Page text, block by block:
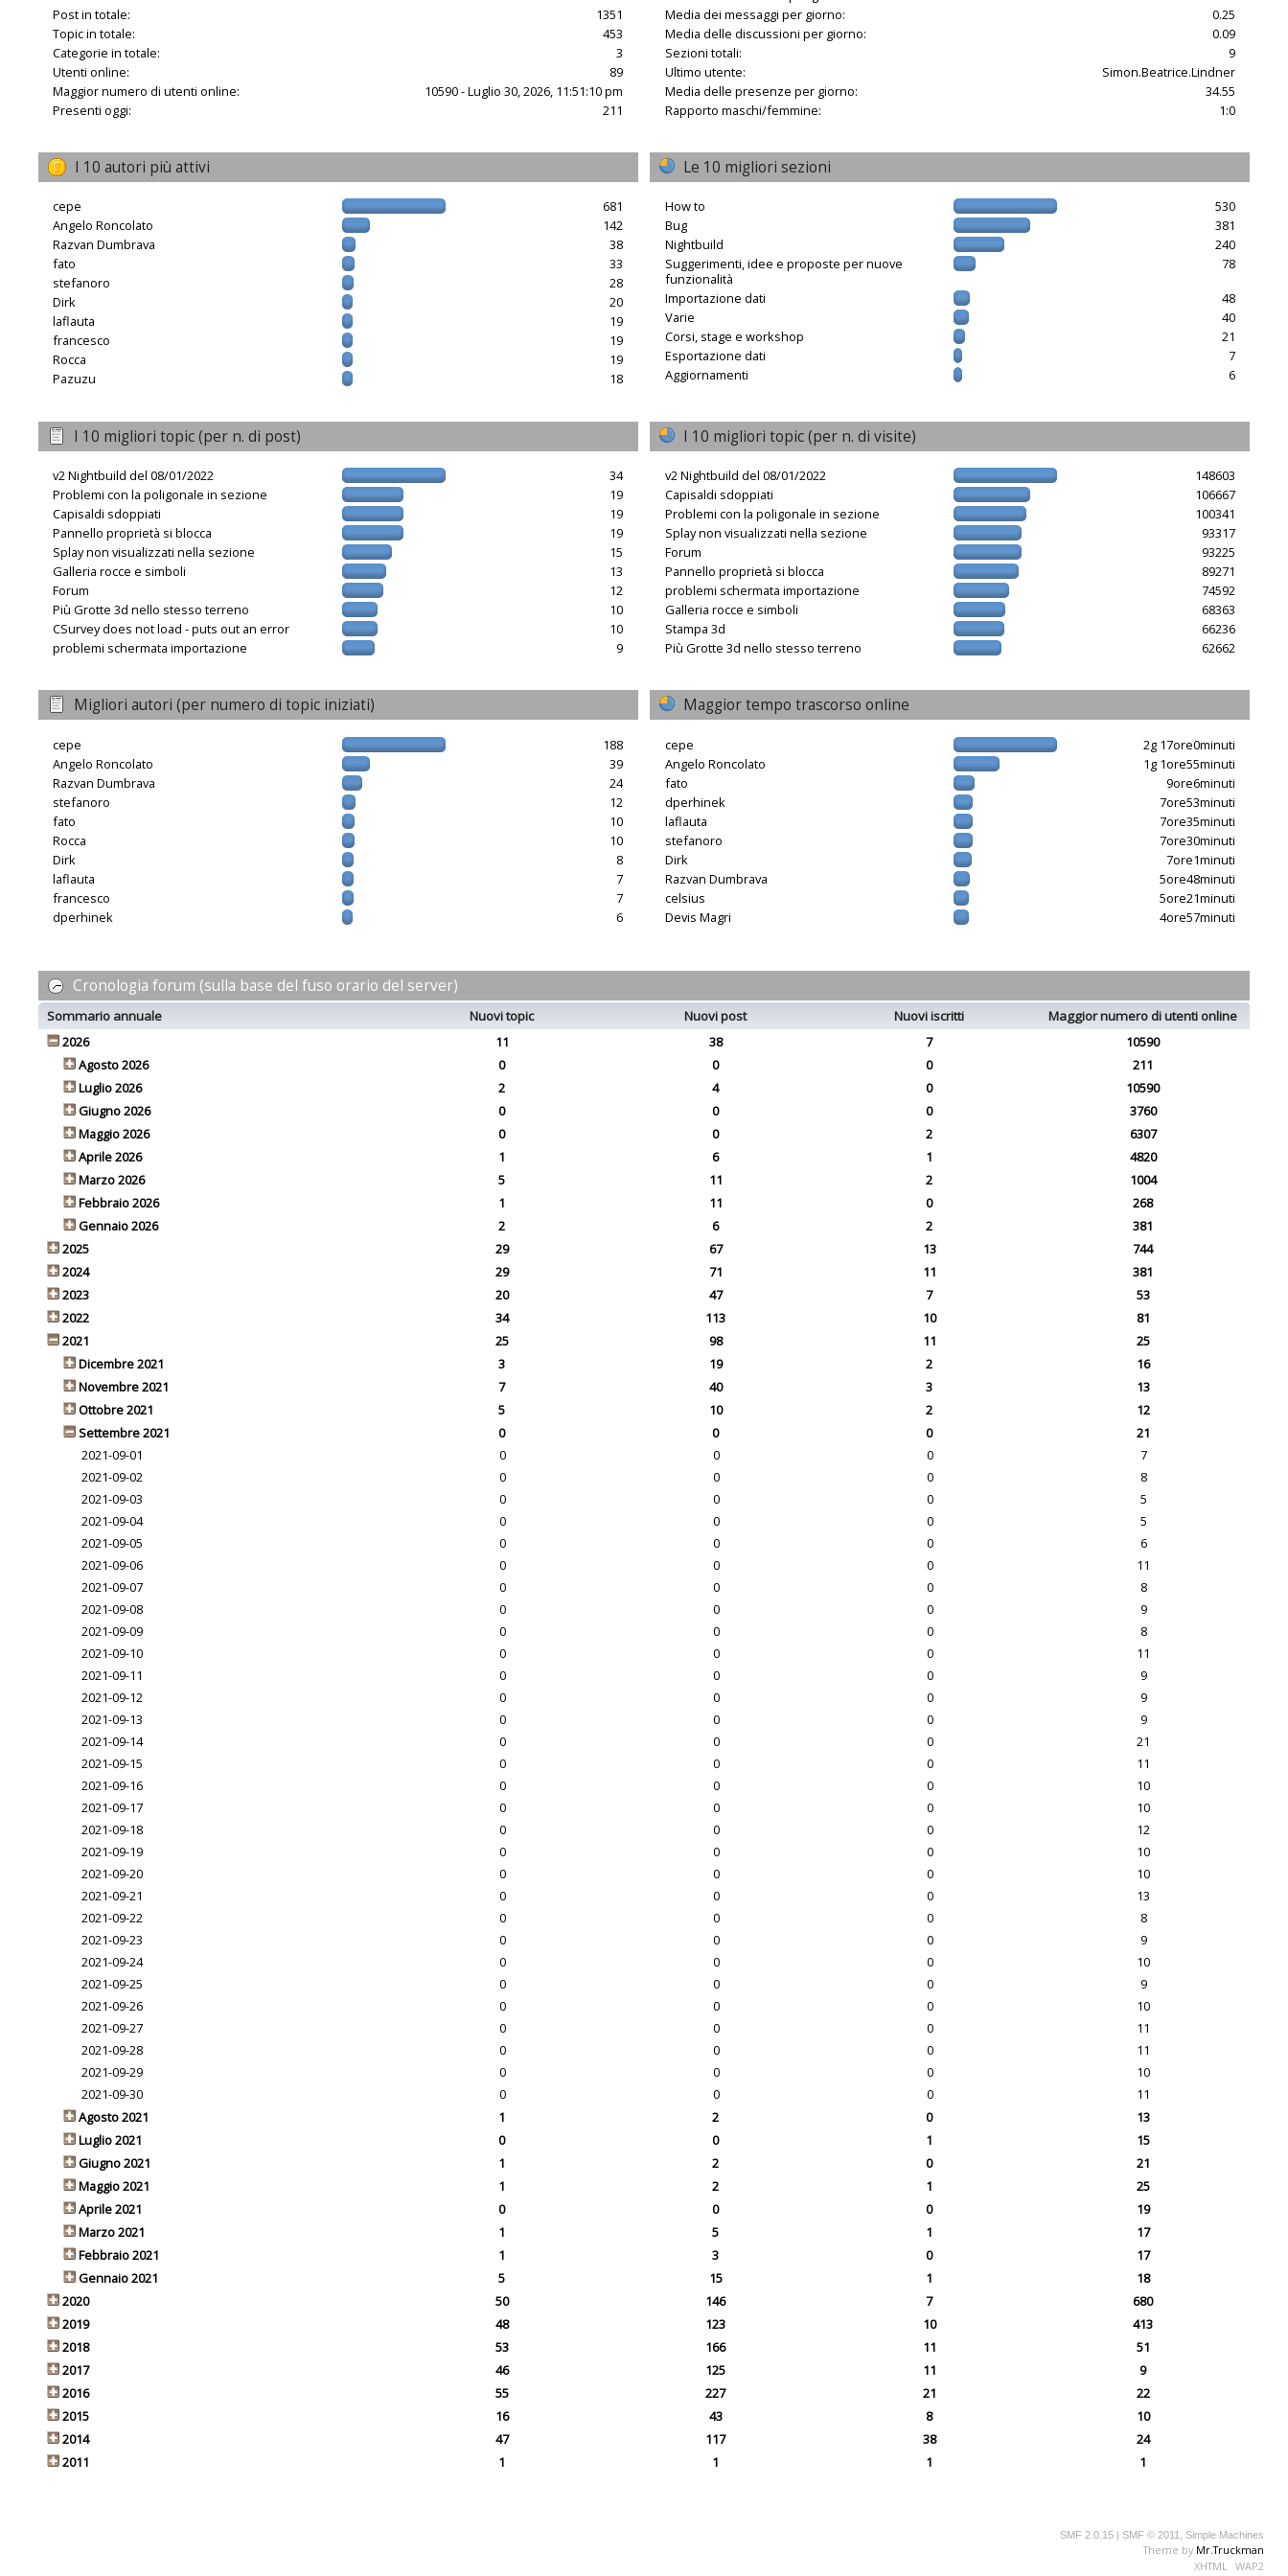
Post in totale:
1351
Topic in totale:
453
Categorie in totale:
3
Utenti online:
89
Maggior numero di utenti online:
10590 - Luglio 30, 2026, 11:51:10 pm
Presenti oggi:
211
Media dei messaggi per giorno:
0.25
Media delle discussioni per giorno:
0.09
Sezioni totali:
9
Ultimo utente:
Simon.Beatrice.Lindner
Media delle presenze per giorno:
34.55
Rapporto maschi/femmine:
1:0
I 10 autori più attivi
cepe
681
Angelo Roncolato
142
Razvan Dumbrava
38
fato
33
stefanoro
28
Dirk
20
laflauta
19
francesco
19
Rocca
19
Pazuzu
18
Le 10 migliori sezioni
How to
530
Bug
381
Nightbuild
240
Suggerimenti, idee e proposte per nuove
funzionalità
78
Importazione dati
48
Varie
40
Corsi, stage e workshop
21
Esportazione dati
7
Aggiornamenti
6
I 10 migliori topic (per n. di post)
v2 Nightbuild del 08/01/2022
34
Problemi con la poligonale in sezione
19
Capisaldi sdoppiati
19
Pannello proprietà si blocca
19
Splay non visualizzati nella sezione
15
Galleria rocce e simboli
13
Forum
12
Più Grotte 3d nello stesso terreno
10
CSurvey does not load - puts out an error
10
problemi schermata importazione
9
I 10 migliori topic (per n. di visite)
v2 Nightbuild del 08/01/2022
148603
Capisaldi sdoppiati
106667
Problemi con la poligonale in sezione
100341
Splay non visualizzati nella sezione
93317
Forum
93225
Pannello proprietà si blocca
89271
problemi schermata importazione
74592
Galleria rocce e simboli
68363
Stampa 3d
66236
Più Grotte 3d nello stesso terreno
62662
Migliori autori (per numero di topic iniziati)
cepe
188
Angelo Roncolato
39
Razvan Dumbrava
24
stefanoro
12
fato
10
Rocca
10
Dirk
8
laflauta
7
francesco
7
dperhinek
6
Maggior tempo trascorso online
cepe
2g 17ore0minuti
Angelo Roncolato
1g 1ore55minuti
fato
9ore6minuti
dperhinek
7ore53minuti
laflauta
7ore35minuti
stefanoro
7ore30minuti
Dirk
7ore1minuti
Razvan Dumbrava
5ore48minuti
celsius
5ore21minuti
Devis Magri
4ore57minuti
Cronologia forum (sulla base del fuso orario del server)
Sommario annuale Nuovi topic Nuovi post Nuovi iscritti
Maggior numero di utenti online
2026
11 38 7
10590
Agosto 2026
0 0 0
211
Luglio 2026
2 4 0
10590
Giugno 2026
0 0 0
3760
Maggio 2026
0 0 2
6307
Aprile 2026
1 6 1
4820
Marzo 2026
5 11 2
1004
Febbraio 2026
1 11 0
268
Gennaio 2026
2 6 2
381
2025
29 67 13
744
2024
29 71 11
381
2023
20 47 7
53
2022
34 113 10
81
2021
25 98 11
25
Dicembre 2021
3 19 2
16
Novembre 2021
7 40 3
13
Ottobre 2021
5 10 2
12
Settembre 2021
0 0 0
21
2021-09-01
0 0 0
7
2021-09-02
0 0 0
8
2021-09-03
0 0 0
5
2021-09-04
0 0 0
5
2021-09-05
0 0 0
6
2021-09-06
0 0 0
11
2021-09-07
0 0 0
8
2021-09-08
0 0 0
9
2021-09-09
0 0 0
8
2021-09-10
0 0 0
11
2021-09-11
0 0 0
9
2021-09-12
0 0 0
9
2021-09-13
0 0 0
9
2021-09-14
0 0 0
21
2021-09-15
0 0 0
11
2021-09-16
0 0 0
10
2021-09-17
0 0 0
10
2021-09-18
0 0 0
12
2021-09-19
0 0 0
10
2021-09-20
0 0 0
10
2021-09-21
0 0 0
13
2021-09-22
0 0 0
8
2021-09-23
0 0 0
9
2021-09-24
0 0 0
10
2021-09-25
0 0 0
9
2021-09-26
0 0 0
10
2021-09-27
0 0 0
11
2021-09-28
0 0 0
11
2021-09-29
0 0 0
10
2021-09-30
0 0 0
11
Agosto 2021
1 2 0
13
Luglio 2021
0 0 1
15
Giugno 2021
1 2 0
21
Maggio 2021
1 2 1
25
Aprile 2021
0 0 0
19
Marzo 2021
1 5 1
17
Febbraio 2021
1 3 0
17
Gennaio 2021
5 15 1
18
2020
50 146 7
680
2019
48 123 10
413
2018
53 166 11
51
2017
46 125 11
9
2016
55 227 21
22
2015
16 43 8
10
2014
47 117 38
24
2011
1 1 1 1
SMF 2.0.15 | SMF © 2011 Simple Machines
Theme by Mr.Truckman
XHTML
WAP2